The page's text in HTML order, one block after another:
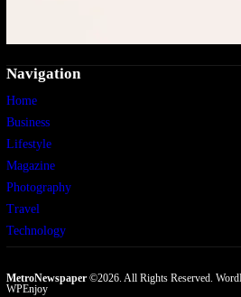
Navigation
Home
Business
Lifestyle
Magazine
Photography
Travel
Technology
MetroNewspaper©2026. All Rights Reserved.
WPEnjoy